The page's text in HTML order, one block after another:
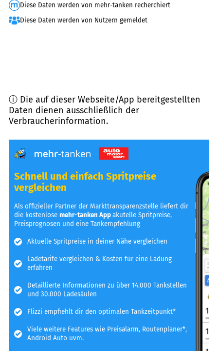
Diese Daten werden von mehr-tanken recherchiert
Diese Daten werden von Nutzern gemeldet
ⓘ Die auf dieser Webseite/App bereitgestellten
Daten dienen ausschließlich der
Verbraucherinformation.
Schnell und einfach Spritpreise
vergleichen
Als offizieller Partner der Markttransparenzstelle liefert dir
die kostenlosemehr-tanken Appakutelle Spritpreise,
Preisprognosen und eine Tankempfehlung
Aktuelle Spritpreise in deiner Nähe vergleichen
Ladetarife vergleichen & Kosten für eine Ladung
erfahren
Detaillierte Informationen zu über 14.000 Tankstellen
und 30.000 Ladesäulen
Flizzi empfiehlt dir den optimalen Tankzeitpunkt*
Viele weitere Features wie Preisalarm, Routenplaner*,
Android Auto uvm.